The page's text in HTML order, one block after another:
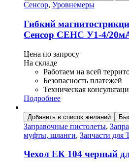
Сенсор, Уровнемеры
Гибкий
Сенсор СЕНС У1-4/
Цена по запросу
На складе
Работаем на всей
Безопасность платежей
Техническая
Подробнее
Добавить в список желаний
Заправочные пистолеты,
муфты, шланги, Запчасти для
Чехол ЕК 104 черный